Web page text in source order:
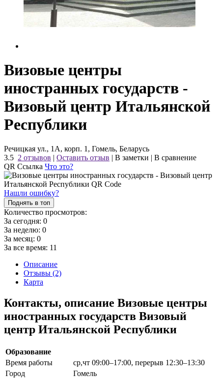
Визовые центры
иностранных государств -
Визовый центр Итальянской
Республики
Речицкая ул., 1А, корп. 1, Гомель, Беларусь
3.5 2 отзывов | Оставить отзыв | В заметки | В сравнение
QR Ссылка Что это?
Нашли ошибку?
Поднять в топ
Количество просмотров:
За сегодня: 0
За неделю: 0
За месяц: 0
За все время: 11
Описание
Отзывы (2)
Карта
Контакты, описание Визовые центры
иностранных государств Визовый
центр Итальянской Республики
Образование
Время работы
ср,чт 09:00–17:00, перерыв 12:30–13:30
Город
Гомель